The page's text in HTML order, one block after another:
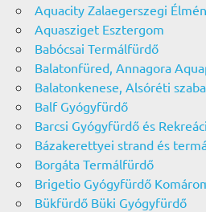
Aquacity Zalaegerszegi
Aquasziget Esztergom
Babócsai Termálfürdő
Balatonfüred, Annagora
Balatonkenese, Alsóréti
Balf Gyógyfürdő
Barcsi Gyógyfürdő és
Bázakerettyei strand és
Borgáta Termálfürdő
Brigetio Gyógyfürdő
Bükfürdő Büki Gyógyfürdő